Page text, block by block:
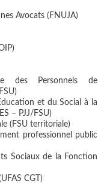
Avocats (FNUJA)
des Personnels de
et du Social à la
– PJJ/FSU)
(FSU territoriale)
professionnel public
Sociaux de la Fonction
CGT)